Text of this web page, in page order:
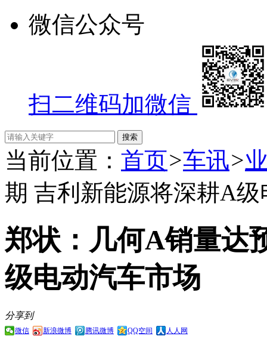
微信公众号
扫二维码加微信
当前位置： 首页>车讯>
期 吉利新能源将深耕A
郑状：几何A销量达
级电动汽车市场
分享到
微信 新浪微博 腾讯微博 QQ空间 人人网